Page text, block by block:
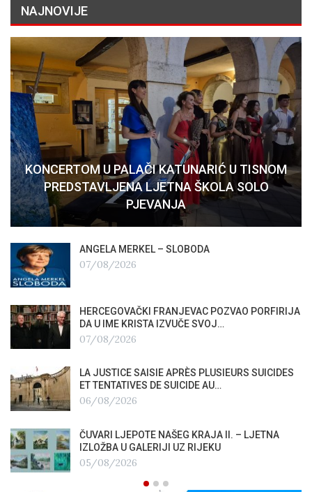
NAJNOVIJE
KONCERTOM U PALAČI KATUNARIĆ U TISNOM
PREDSTAVLJENA LJETNA ŠKOLA SOLO
PJEVANJA
ANGELA MERKEL – SLOBODA
07/08/2026
HERCEGOVAČKI FRANJEVAC POZVAO PORFIRIJA
DA U IME KRISTA IZVUČE SVOJ…
07/08/2026
LA JUSTICE SAISIE APRÈS PLUSIEURS SUICIDES
ET TENTATIVES DE SUICIDE AU…
06/08/2026
ČUVARI LJEPOTE NAŠEG KRAJA II. – LJETNA
IZLOŽBA U GALERIJI UZ RIJEKU
05/08/2026